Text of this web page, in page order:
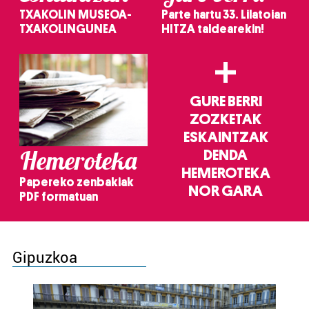
TXAKOLIN MUSEOA-
TXAKOLINGUNEA
Parte hartu 33. Lilatoian
HITZA taldearekin!
Hemeroteka
Papereko zenbakiak
PDF formatuan
+
GURE BERRI
ZOZKETAK
ESKAINTZAK
DENDA
HEMEROTEKA
NOR GARA
Gipuzkoa